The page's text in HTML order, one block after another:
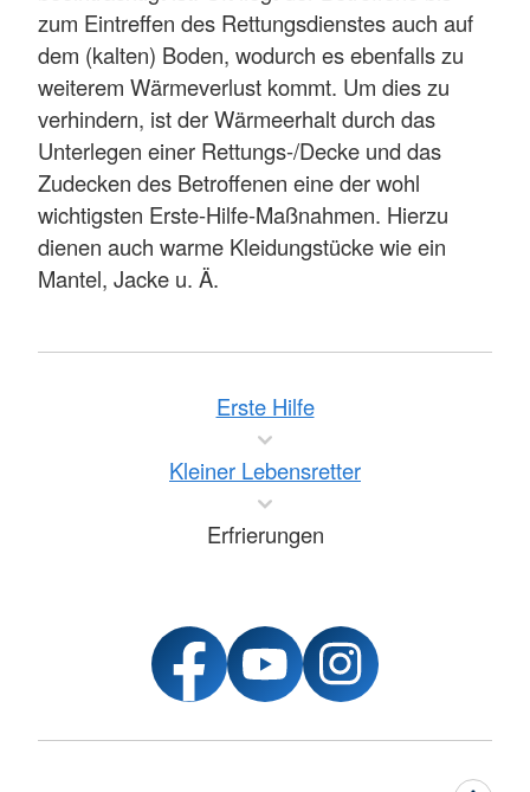
zum Eintreffen des Rettungsdienstes auch auf
dem (kalten) Boden, wodurch es ebenfalls zu
weiterem Wärmeverlust kommt. Um dies zu
verhindern, ist der Wärmeerhalt durch das
Unterlegen einer Rettungs-/Decke und das
Zudecken des Betroffenen eine der wohl
wichtigsten Erste-Hilfe-Maßnahmen. Hierzu
dienen auch warme Kleidungstücke wie ein
Mantel, Jacke u. Ä.
Erste Hilfe
Kleiner Lebensretter
Erfrierungen